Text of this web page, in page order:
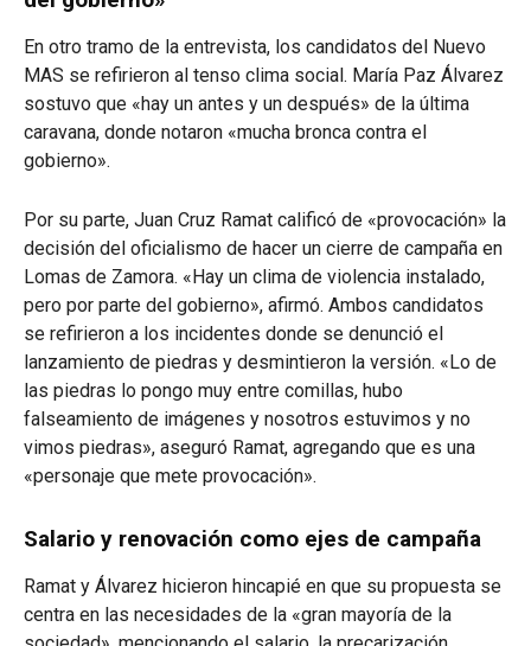
En otro tramo de la entrevista, los candidatos del Nuevo
MAS se refirieron al tenso clima social. María Paz Álvarez
sostuvo que «hay un antes y un después» de la última
caravana, donde notaron «mucha bronca contra el
gobierno».
Por su parte, Juan Cruz Ramat calificó de «provocación» la
decisión del oficialismo de hacer un cierre de campaña en
Lomas de Zamora. «Hay un clima de violencia instalado,
pero por parte del gobierno», afirmó. Ambos candidatos
se refirieron a los incidentes donde se denunció el
lanzamiento de piedras y desmintieron la versión. «Lo de
las piedras lo pongo muy entre comillas, hubo
falseamiento de imágenes y nosotros estuvimos y no
vimos piedras», aseguró Ramat, agregando que es una
«personaje que mete provocación».
Salario y renovación como ejes de campaña
Ramat y Álvarez hicieron hincapié en que su propuesta se
centra en las necesidades de la «gran mayoría de la